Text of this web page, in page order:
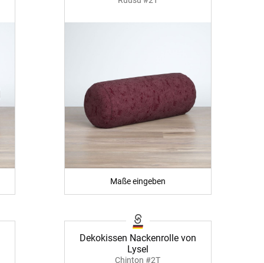
Maße eingeben
Dekokissen Nackenrolle von
Lysel
Chinton #2T